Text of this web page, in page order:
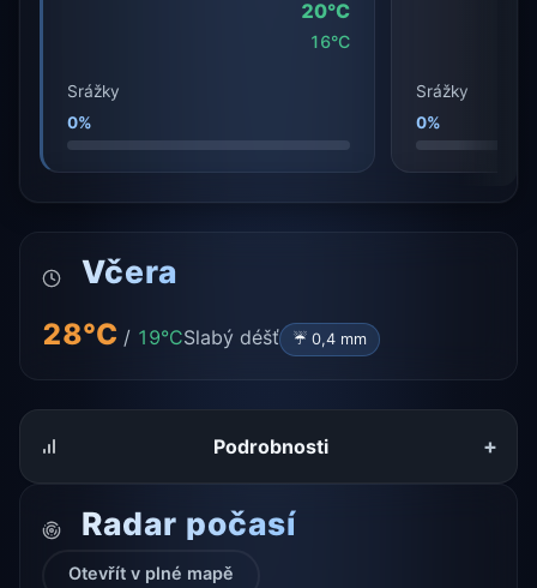
20°C
16°C
Srážky
0%
Srážky
0%
Včera
28°C / 19°CSlabý déšť ☔ 0,4 mm
Podrobnosti +
Radar počasí
Otevřít v plné mapě